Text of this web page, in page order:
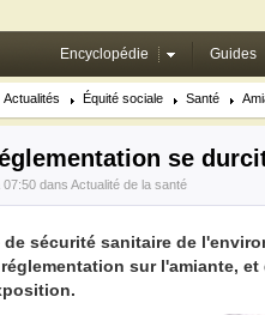
Encyclopédie Guides
Actualités Équité sociale Santé
se
07:50 dans Actualité de la santé
sécurité sanitaire de
sur l'amiante,